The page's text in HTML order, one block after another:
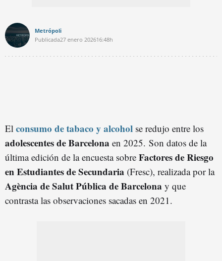
Metrópoli
Publicada27 enero 202616:48h
El consumo de tabaco y alcohol se redujo entre los
adolescentes de Barcelona en 2025. Son datos de la
última edición de la encuesta sobre Factores de Riesgo
en Estudiantes de Secundaria (Fresc), realizada por la
Agència de Salut Pública de Barcelona y que
contrasta las observaciones sacadas en 2021.